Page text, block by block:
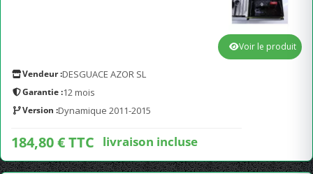
Vendeur :DESGUACE AZOR SL
Garantie :12 mois
Version :Dynamique 2011-2015
184,80 € TTC livraison incluse
Voir le produit